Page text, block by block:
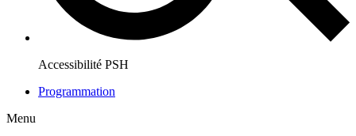
Accessibilité PSH
Programmation
Menu